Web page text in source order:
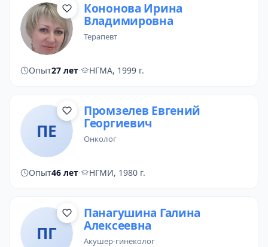
Кононова Ирина
Владимировна
терапевт
Опыт27 лет· НГМА, 1999 г.
ПЕ
Промзелев Евгений
Георгиевич
онколог
Опыт46 лет· НГМИ, 1980 г.
ПГ
Панагушина Галина
Алексеевна
акушер-гинеколог